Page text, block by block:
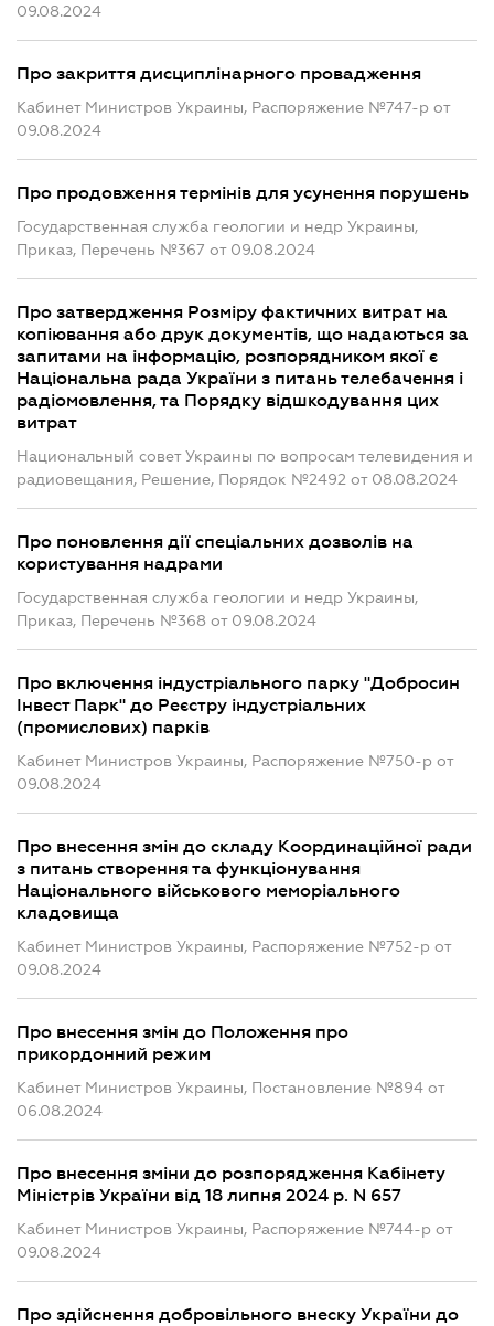
09.08.2024
Про закриття дисциплінарного провадження
Кабинет Министров Украины, Распоряжение №747-р от
09.08.2024
Про продовження термінів для усунення порушень
Государственная служба геологии и недр Украины,
Приказ, Перечень №367 от 09.08.2024
Про затвердження Розміру фактичних витрат на
копіювання або друк документів, що надаються за
запитами на інформацію, розпорядником якої є
Національна рада України з питань телебачення і
радіомовлення, та Порядку відшкодування цих
витрат
Национальный совет Украины по вопросам телевидения и
радиовещания, Решение, Порядок №2492 от 08.08.2024
Про поновлення дії спеціальних дозволів на
користування надрами
Государственная служба геологии и недр Украины,
Приказ, Перечень №368 от 09.08.2024
Про включення індустріального парку "Добросин
Інвест Парк" до Реєстру індустріальних
(промислових) парків
Кабинет Министров Украины, Распоряжение №750-р от
09.08.2024
Про внесення змін до складу Координаційної ради
з питань створення та функціонування
Національного військового меморіального
кладовища
Кабинет Министров Украины, Распоряжение №752-р от
09.08.2024
Про внесення змін до Положення про
прикордонний режим
Кабинет Министров Украины, Постановление №894 от
06.08.2024
Про внесення зміни до розпорядження Кабінету
Міністрів України від 18 липня 2024 р. N 657
Кабинет Министров Украины, Распоряжение №744-р от
09.08.2024
Про здійснення добровільного внеску України до